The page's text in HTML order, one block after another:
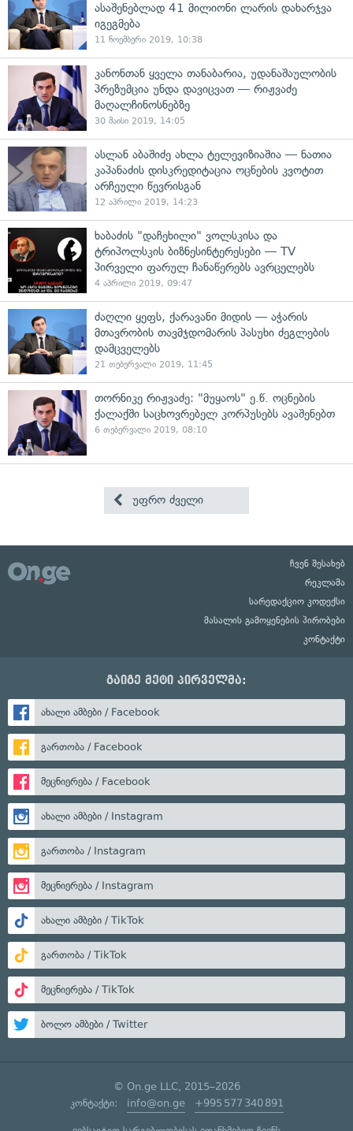
ასაშენებლად 41 მილიონი ლარის დახარჯვა
იგეგმება
11 ნოემბერი 2019, 10:38
კანონთან ყველა თანაბარია, უდანაშაულობის
პრეზუმცია უნდა დავიცვათ — რიჟვაძე
მაღალჩინოსნებზე
30 მაისი 2019, 14:05
ასლან აბაშიძე ახლა ტელევიზიაშია — ნათია
კაპანაძის დისკრედიტაცია ოცნების კვოტით
არჩეული წევრისგან
12 აპრილი 2019, 14:23
ხაბაძის "დაჩეხილი" ვოლსკისა და
ტრიპოლსკის ბიზნესინტერესები — TV
პირველი ფარულ ჩანაწერებს ავრცელებს
4 აპრილი 2019, 09:47
ძაღლი ყეფს, ქარავანი მიდის — აჭარის
მთავრობის თავმჯდომარის პასუხი ძეგლების
დამცველებს
21 თებერვალი 2019, 11:45
თორნიკე რიჟვაძე: "მუყაოს" ე.წ. ოცნების
ქალაქში საცხოვრებელ კორპუსებს ავაშენებთ
6 თებერვალი 2019, 08:10
უფრო ძველი
ჩვენ შესახებ
რეკლამა
სარედაქციო კოდექსი
მასალის გამოყენების პირობები
კონტაქტი
გაიგე მეტი პირველმა:
ახალი ამბები / Facebook
გართობა / Facebook
მეცნიერება / Facebook
ახალი ამბები / Instagram
გართობა / Instagram
მეცნიერება / Instagram
ახალი ამბები / TikTok
გართობა / TikTok
მეცნიერება / TikTok
ბოლო ამბები / Twitter
© On.ge LLC, 2015–2026
კონტაქტი: info@on.ge +995 577 340 891